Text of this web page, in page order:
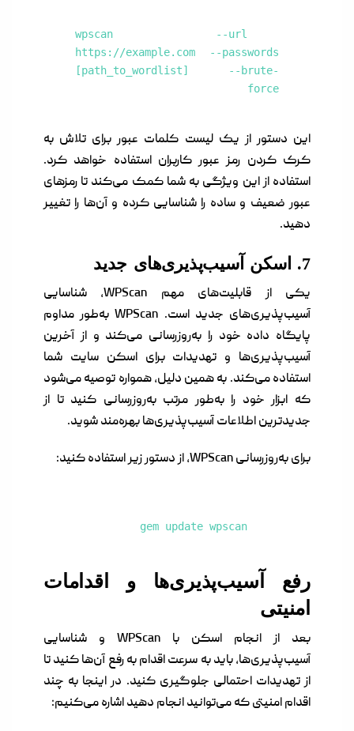
wpscan --url
https://example.com --passwords
[path_to_wordlist] --brute-
force
این دستور از یک لیست کلمات عبور برای تلاش به
کرک کردن رمز عبور کاربران استفاده خواهد کرد.
استفاده از این ویژگی به شما کمک می‌کند تا رمزهای
عبور ضعیف و ساده را شناسایی کرده و آن‌ها را تغییر
دهید.
7. اسکن آسیب‌پذیری‌های جدید
یکی از قابلیت‌های مهم WPScan، شناسایی
آسیب‌پذیری‌های جدید است. WPScan به‌طور مداوم
پایگاه داده خود را به‌روزرسانی می‌کند و از آخرین
آسیب‌پذیری‌ها و تهدیدات برای اسکن سایت شما
استفاده می‌کند. به همین دلیل، همواره توصیه می‌شود
که ابزار خود را به‌طور مرتب به‌روزرسانی کنید تا از
جدیدترین اطلاعات آسیب‌پذیری‌ها بهره‌مند شوید.
برای به‌روزرسانی WPScan، از دستور زیر استفاده کنید:
gem update wpscan
رفع آسیب‌پذیری‌ها و اقدامات
امنیتی
بعد از انجام اسکن با WPScan و شناسایی
آسیب‌پذیری‌ها، باید به سرعت اقدام به رفع آن‌ها کنید تا
از تهدیدات احتمالی جلوگیری کنید. در اینجا به چند
اقدام امنیتی که می‌توانید انجام دهید اشاره می‌کنیم: